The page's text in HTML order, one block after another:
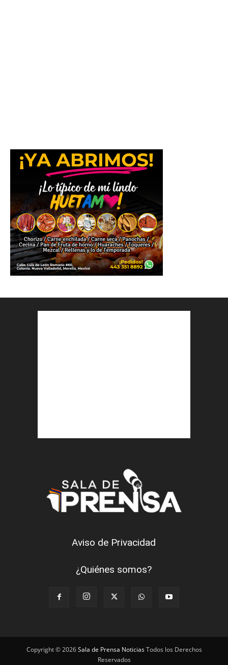
Aviso de Privacidad
¿Quiénes somos?
Copyright © 2026Sala de Prensa NoticiasTodos los Derechos
Reservados